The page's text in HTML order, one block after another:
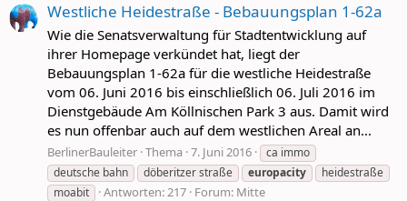
Westliche Heidestraße - Bebauungsplan 1-62a
Wie die Senatsverwaltung für Stadtentwicklung auf
ihrer Homepage verkündet hat, liegt der
Bebauungsplan 1-62a für die westliche Heidestraße
vom 06. Juni 2016 bis einschließlich 06. Juli 2016 im
Dienstgebäude Am Köllnischen Park 3 aus. Damit wird
es nun offenbar auch auf dem westlichen Areal an...
BerlinerBauleiter Thema 7. Juni 2016
ca immo
deutsche bahn
döberitzer straße europacity
heidestraße
moabit
Antworten: 217 Forum: Mitte